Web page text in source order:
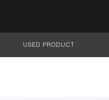
USED PRODUCT